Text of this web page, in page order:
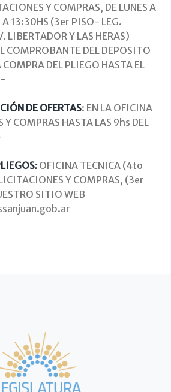
Y COMPRAS, DE LUNES A
A 13:30HS (3er PISO- LEG.
LIBERTADOR Y LAS HERAS)
COMPROBANTE DEL DEPOSITO
DEL PLIEGO HASTA EL
DE OFERTAS: EN LA OFICINA
Y COMPRAS HASTA LAS 9hs DEL
: OFICINA TECNICA (4to
Y COMPRAS, (3er
SITIO WEB